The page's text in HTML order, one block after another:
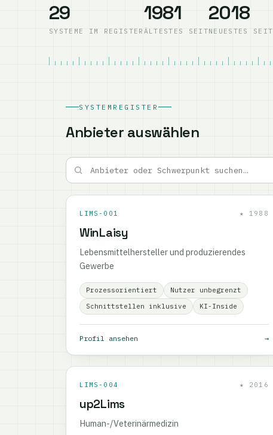
29
SYSTEME IM REGISTER
1981
ÄLTESTES SEIT
2018
NEUESTES SEIT
SYSTEMREGISTER
Anbieter auswählen
LIMS-001 ★ 1988
WinLaisy
Lebensmittelhersteller und produzierendes
Gewerbe
Prozessorientiert
Nutzer unbegrenzt
Schnittstellen inklusive
KI-Inside
Profil ansehen →
LIMS-004 ★ 2016
up2Lims
Human-/Veterinärmedizin